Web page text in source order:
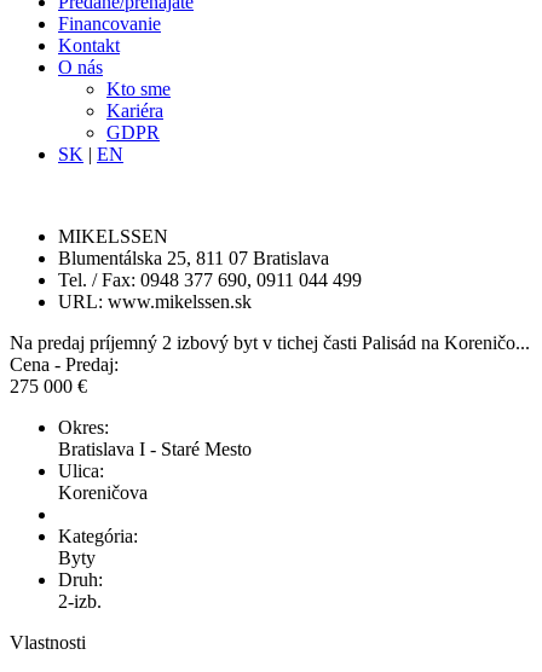
Financovanie
Kontakt
O nás
Kto sme
Kariéra
GDPR
SK | EN
MIKELSSEN
Blumentálska 25, 811 07 Bratislava
Tel. / Fax: 0948 377 690, 0911 044 499
URL: www.mikelssen.sk
Na predaj príjemný 2 izbový byt v tichej časti Palisád na Koreničo...
Cena - Predaj:
275 000 €
Okres:
Bratislava I - Staré Mesto
Ulica:
Koreničova
Kategória:
Byty
Druh:
2-izb.
Vlastnosti